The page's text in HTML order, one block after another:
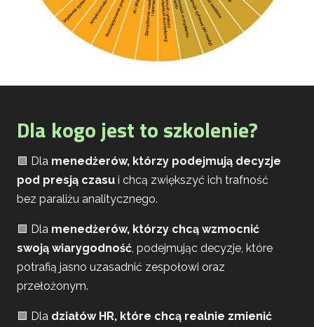
Dla kogo jest to szkolenie?
🟩 Dla menedżerów, którzy podejmują decyzje
pod presją czasu i chcą zwiększyć ich trafność
bez paraliżu analitycznego.
🟩 Dla menedżerów, którzy chcą wzmocnić
swoją wiarygodność , podejmując decyzje, które
potrafią jasno uzasadnić zespołowi oraz
przełożonym.
🟩 Dla działów HR, które chcą realnie zmienić